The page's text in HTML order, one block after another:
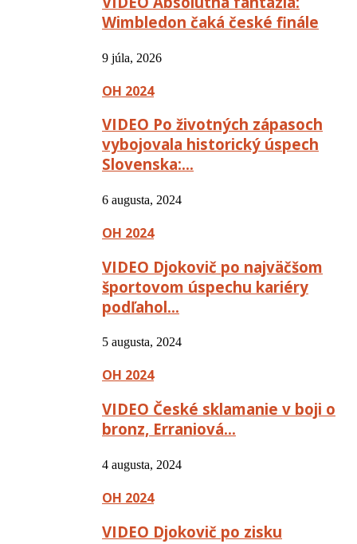
Wimbledon čaká české finále
9 júla, 2026
OH 2024
VIDEO Po životných zápasoch
vybojovala historický úspech
Slovenska:…
6 augusta, 2024
OH 2024
VIDEO Djokovič po najväčšom
športovom úspechu kariéry
podľahol…
5 augusta, 2024
OH 2024
VIDEO České sklamanie v boji o
bronz, Erraniová…
4 augusta, 2024
OH 2024
VIDEO Djokovič po zisku